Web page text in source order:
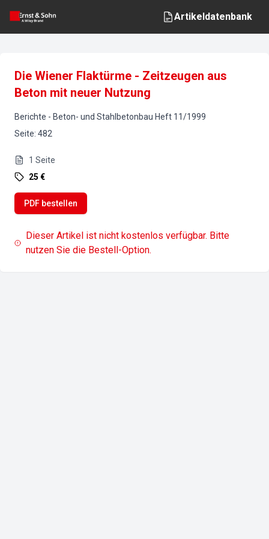
Artikeldatenbank
Die Wiener Flaktürme - Zeitzeugen aus
Beton mit neuer Nutzung
Berichte - Beton- und Stahlbetonbau Heft 11/1999
Seite: 482
1 Seite
25 €
PDF bestellen
Dieser Artikel ist nicht kostenlos verfügbar. Bitte
nutzen Sie die Bestell-Option.